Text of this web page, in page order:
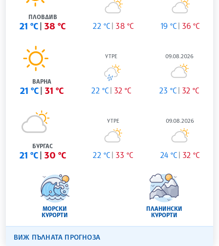
ПЛОВДИВ
21 °C 38 °C 22 °C 38 °C 19 °C 36 °C
ВАРНА
21 °C 31 °C
УТРЕ
22 °C 32 °C
09.08.2026
23 °C 32 °C
БУРГАС
21 °C 30 °C
УТРЕ
22 °C 33 °C
09.08.2026
24 °C 32 °C
МОРСКИ
КУРОРТИ
ПЛАНИНСКИ
КУРОРТИ
ВИЖ ПЪЛНАТА ПРОГНОЗА